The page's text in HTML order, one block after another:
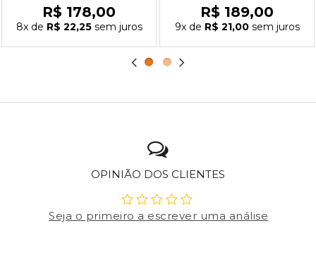
R$ 178,00
8xde R$ 22,25sem juros
R$ 189,00
9xde R$ 21,00sem juros
OPINIÃO DOS CLIENTES
Seja o primeiro a escrever uma análise